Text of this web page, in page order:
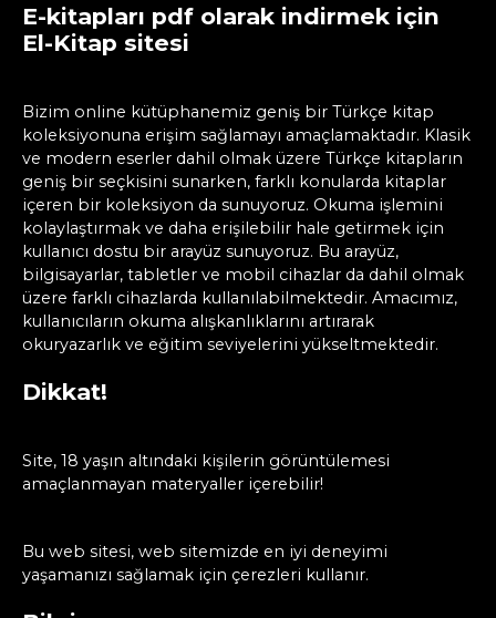
E-kitapları pdf olarak indirmek için
El-Kitap sitesi
Bizim online kütüphanemiz geniş bir Türkçe kitap
koleksiyonuna erişim sağlamayı amaçlamaktadır. Klasik
ve modern eserler dahil olmak üzere Türkçe kitapların
geniş bir seçkisini sunarken, farklı konularda kitaplar
içeren bir koleksiyon da sunuyoruz. Okuma işlemini
kolaylaştırmak ve daha erişilebilir hale getirmek için
kullanıcı dostu bir arayüz sunuyoruz. Bu arayüz,
bilgisayarlar, tabletler ve mobil cihazlar da dahil olmak
üzere farklı cihazlarda kullanılabilmektedir. Amacımız,
kullanıcıların okuma alışkanlıklarını artırarak
okuryazarlık ve eğitim seviyelerini yükseltmektedir.
Dikkat!
Site, 18 yaşın altındaki kişilerin görüntülemesi
amaçlanmayan materyaller içerebilir!
Bu web sitesi, web sitemizde en iyi deneyimi
yaşamanızı sağlamak için çerezleri kullanır.